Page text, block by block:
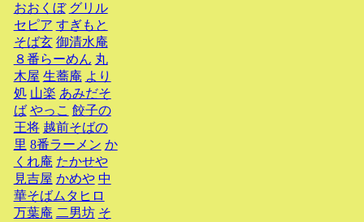
おおくぼ グリル
セピア すぎもと
そば玄 御清水庵
８番らーめん 丸
木屋 生蕎庵 より
処 山楽 あみだそ
ば やっこ 餃子の
王将 越前そばの
里 8番ラーメン か
くれ庵 たかせや
見吉屋 かめや 中
華そばムタヒロ
万葉庵 二男坊 そ